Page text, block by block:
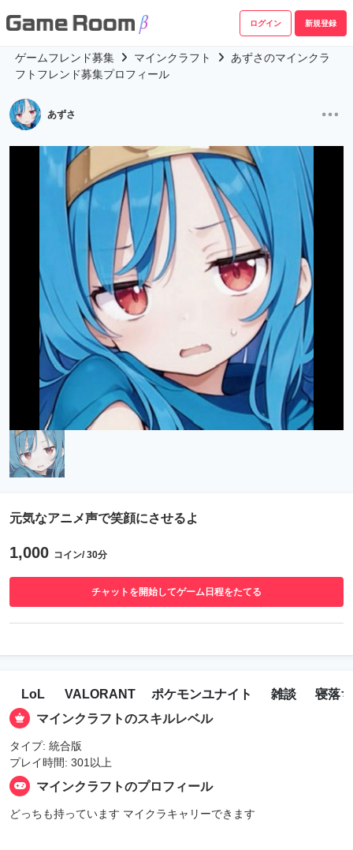
ログイン 新規登録
ゲームフレンド募集 マインクラフト
あずさのマインクラ
フトフレンド募集プロフィール
あずさ
元気なアニメ声で笑顔にさせるよ
1,000 コイン/ 30分
チャットを開始してゲーム日程をたてる
LoL VALORANT ポケモンユナイト 雑談
寝落ち
マインクラフトのスキルレベル
タイプ: 統合版
プレイ時間: 301以上
マインクラフトのプロフィール
どっちも持っています マイクラキャリーできます